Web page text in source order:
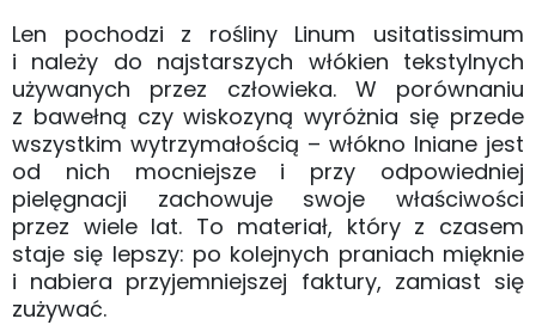
Len pochodzi z rośliny Linum usitatissimum
i należy do najstarszych włókien tekstylnych
używanych przez człowieka. W porównaniu
z bawełną czy wiskozyną wyróżnia się przede
wszystkim wytrzymałością – włókno lniane jest
od nich mocniejsze i przy odpowiedniej
pielęgnacji zachowuje swoje właściwości
przez wiele lat. To materiał, który z czasem
staje się lepszy: po kolejnych praniach mięknie
i nabiera przyjemniejszej faktury, zamiast się
zużywać.